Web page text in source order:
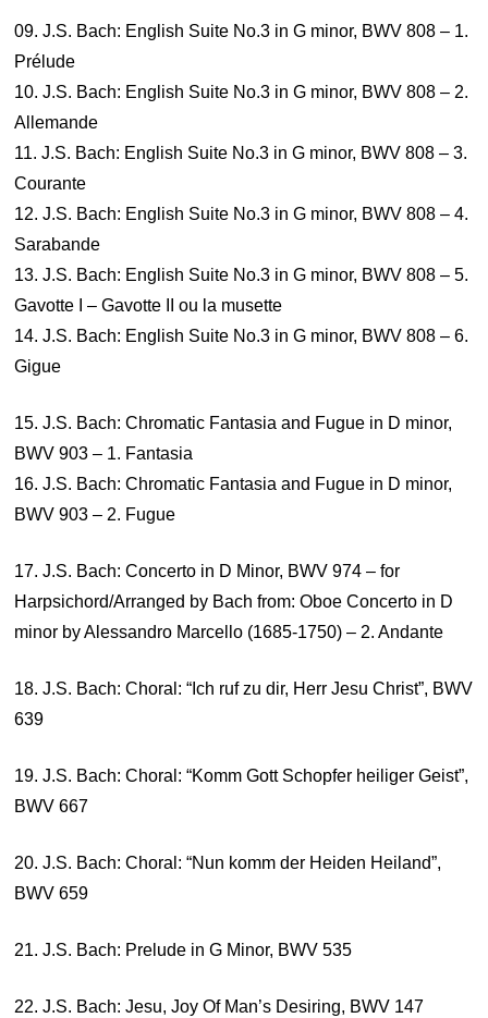
09. J.S. Bach: English Suite No.3 in G minor, BWV 808 – 1.
Prélude
10. J.S. Bach: English Suite No.3 in G minor, BWV 808 – 2.
Allemande
11. J.S. Bach: English Suite No.3 in G minor, BWV 808 – 3.
Courante
12. J.S. Bach: English Suite No.3 in G minor, BWV 808 – 4.
Sarabande
13. J.S. Bach: English Suite No.3 in G minor, BWV 808 – 5.
Gavotte I – Gavotte II ou la musette
14. J.S. Bach: English Suite No.3 in G minor, BWV 808 – 6.
Gigue
15. J.S. Bach: Chromatic Fantasia and Fugue in D minor,
BWV 903 – 1. Fantasia
16. J.S. Bach: Chromatic Fantasia and Fugue in D minor,
BWV 903 – 2. Fugue
17. J.S. Bach: Concerto in D Minor, BWV 974 – for
Harpsichord/Arranged by Bach from: Oboe Concerto in D
minor by Alessandro Marcello (1685-1750) – 2. Andante
18. J.S. Bach: Choral: “Ich ruf zu dir, Herr Jesu Christ”, BWV
639
19. J.S. Bach: Choral: “Komm Gott Schopfer heiliger Geist”,
BWV 667
20. J.S. Bach: Choral: “Nun komm der Heiden Heiland”,
BWV 659
21. J.S. Bach: Prelude in G Minor, BWV 535
22. J.S. Bach: Jesu, Joy Of Man’s Desiring, BWV 147